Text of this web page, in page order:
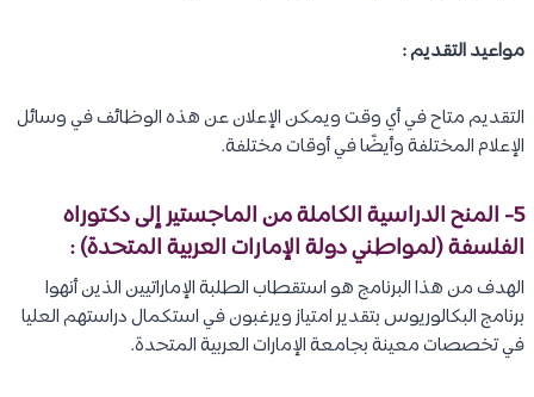
مواعيد التقديم :
التقديم متاح في أي وقت ويمكن الإعلان عن هذه الوظائف في وسائل
الإعلام المختلفة وأيضًا في أوقات مختلفة.
5- المنح الدراسية الكاملة من الماجستير إلى دكتوراه
الفلسفة (لمواطني دولة الإمارات العربية المتحدة) :
الهدف من هذا البرنامج هو استقطاب الطلبة الإماراتيين الذين أنهوا
برنامج البكالوريوس بتقدير امتياز ويرغبون في استكمال دراستهم العليا
في تخصصات معينة بجامعة الإمارات العربية المتحدة.